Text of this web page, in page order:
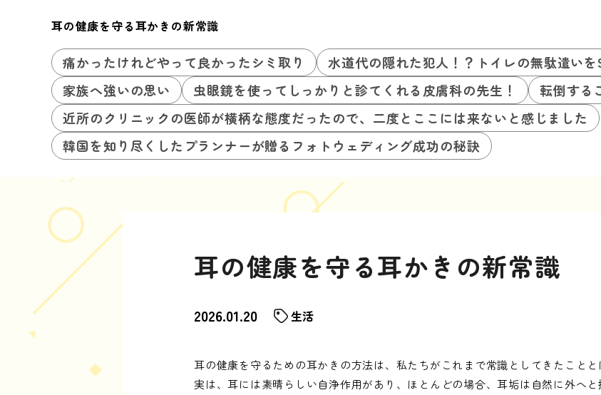
耳の健康を守る耳かきの新常識
痛かったけれどやって良かったシミ取り
水道代の隠れた犯人！？トイレの無駄遣い
家族へ強いの思い
虫眼鏡を使ってしっかりと診てくれる皮膚科の先生！
転倒する
近所のクリニックの医師が横柄な態度だったので、二度とここには来ないと感じました
韓国を知り尽くしたプランナーが贈るフォトウェディング成功の秘訣
耳の健康を守る耳かきの新常識
2026.01.20 生活
耳の健康を守るための耳かきの方法は、私たちがこれまで常識としてきたことと
実は、耳には素晴らしい自浄作用があり、ほとんどの場合、耳垢は自然に外へ